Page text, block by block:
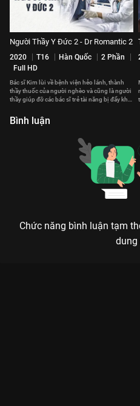
Người Thầy Y Đức 2 - Dr Romantic 2
2020 T16 Hàn Quốc
2 Phần
Full HD
Bác sĩ Kim lùi về bệnh viện hẻo lánh, thành
thầy thuốc của người nghèo và cũng là người
thầy giúp đỡ các bác sĩ trẻ tài năng bị đẩy khỏi
Bình luận
Chức năng bình luận tạm
dung